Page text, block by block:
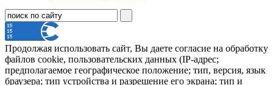
Продолжая использовать сайт, Вы даете согласие на обработку
файлов cookie, пользовательских данных (IP-адрес;
предполагаемое географическое положение; тип, версия, язык
браузера; тип устройства и разрешение его экрана; тип и